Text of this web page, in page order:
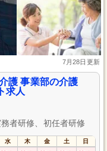
7月28日更新
護 事業部の介護
求人
者研修、初任者研修
水 木 金 土 日